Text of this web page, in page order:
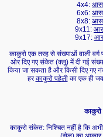
4x4:
6x6:
8x8:
9x11:
9x17:
काकुरो एक तरह से संख्याओं वाली
ओर दिए गए संकेत (क्लू) में दी गई
किया जा सकता है और किसी दिए गए
हरकाकुरो पहेलीका एक ही
काकुरो
काकुरो संकेत: निश्चित नहीं है कि